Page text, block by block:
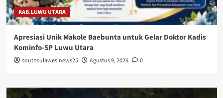
KAB.LUWU UTARA
Apresiasi Unik Makole Baebunta untuk Gelar Doktor Kadis
Kominfo-SP Luwu Utara
southsulawesinews25 Agustus 9, 2026 0